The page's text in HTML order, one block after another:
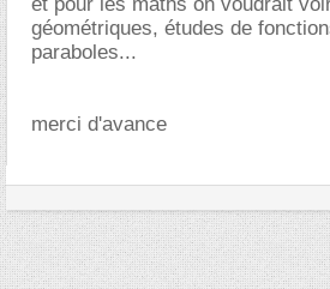
géométriques, études de
paraboles...
merci d'avance